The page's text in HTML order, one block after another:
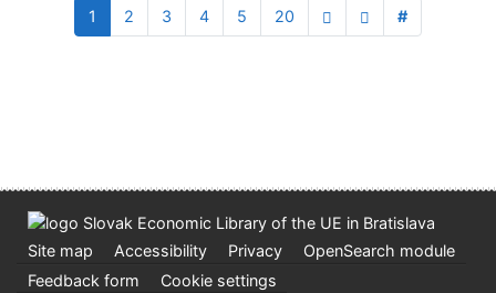
1 2 3 4 5 20 #
Site map Accessibility Privacy
OpenSearch module
Feedback form
Cookie settings